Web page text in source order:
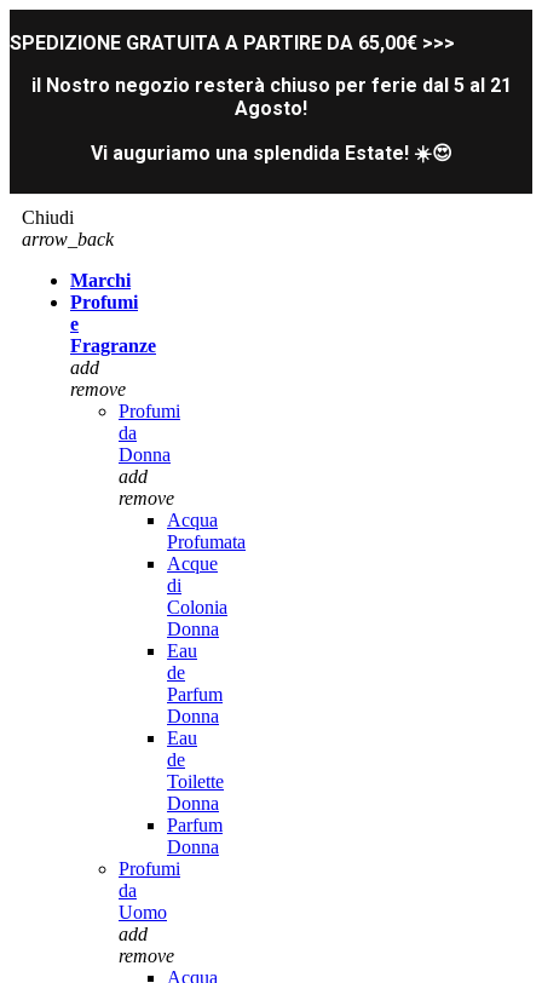
SPEDIZIONE GRATUITA A PARTIRE DA 65,00€ >>>
il Nostro negozio resterà chiuso per ferie dal 5 al 21
Agosto!
Vi auguriamo una splendida Estate! ☀️😍
Chiudi
arrow_back
Marchi
Profumi
e
Fragranze
add
remove
Profumi
da
Donna
add
remove
Acqua
Profumata
Acque
di
Colonia
Donna
Eau
de
Parfum
Donna
Eau
de
Toilette
Donna
Parfum
Donna
Profumi
da
Uomo
add
remove
Acqua